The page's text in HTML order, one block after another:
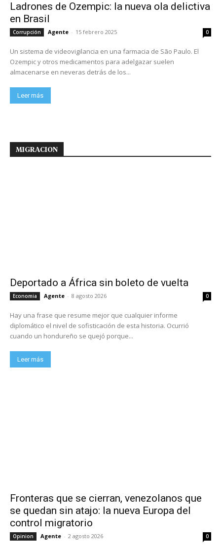
Ladrones de Ozempic: la nueva ola delictiva
en Brasil
Corrupción Agente - 15 febrero 2025 0
Un sistema de videovigilancia en una farmacia de São Paulo. El
Ozempic y otros medicamentos para adelgazar suelen
almacenarse en neveras detrás de los...
Leer más
MIGRACION
Deportado a África sin boleto de vuelta
Economia Agente - 8 agosto 2026 0
Hay una frase que resume mejor que cualquier informe
diplomático el nivel de sofisticación de esta historia. Ocurrió
cuando un hondureño se quejó porque...
Leer más
Fronteras que se cierran, venezolanos que
se quedan sin atajo: la nueva Europa del
control migratorio
Opinion Agente - 2 agosto 2026 0